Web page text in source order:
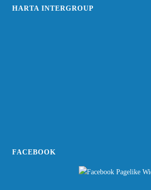
HARTA INTERGROUP
FACEBOOK